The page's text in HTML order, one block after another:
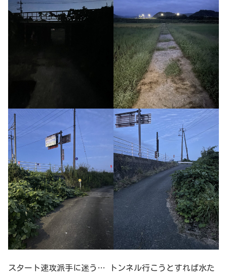
スタート速攻派手に迷う… トンネル行こうとすれば水た